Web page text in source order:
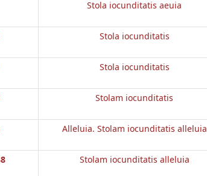
Stola iocunditatis aeuia
Stola iocunditatis
Stola iocunditatis
Stolam iocunditatis
Alleluia. Stolam iocunditatis alleluia
Stolam iocunditatis alleluia